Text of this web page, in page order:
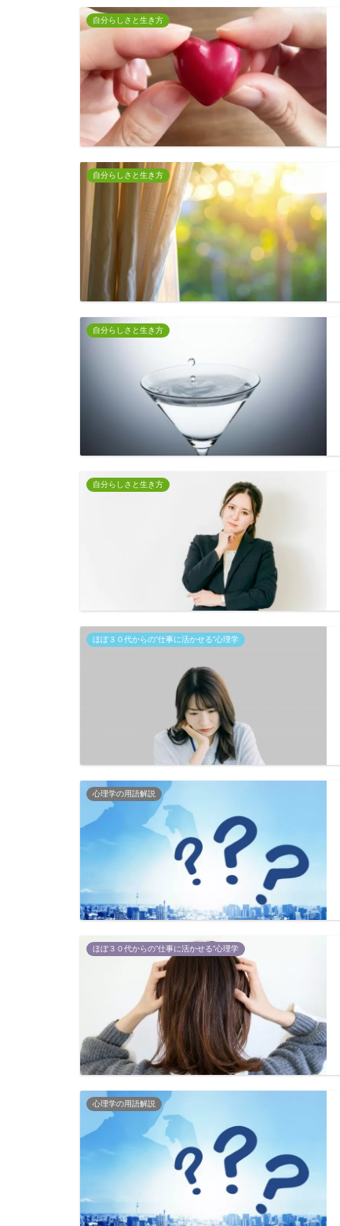
自分らしさと生き方
自分らしさと生き方
自分らしさと生き方
自分らしさと生き方
ほぼ３０代からの”仕事に活かせる”心理学
心理学の用語解説
ほぼ３０代からの”仕事に活かせる”心理学
心理学の用語解説